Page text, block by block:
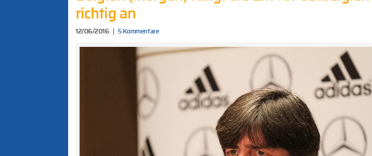
richtig an
12/06/2016 5 Kommentare